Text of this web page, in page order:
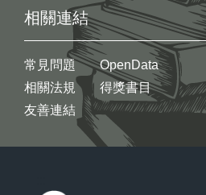
相關連結
常見問題
相關法規
友善連結
OpenData
得獎書目